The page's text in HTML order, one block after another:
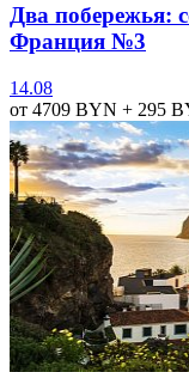
Два побережья:
Франция №3
14.08
от 4709 BYN + 295